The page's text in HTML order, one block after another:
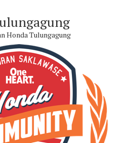
Honda Tulungagung